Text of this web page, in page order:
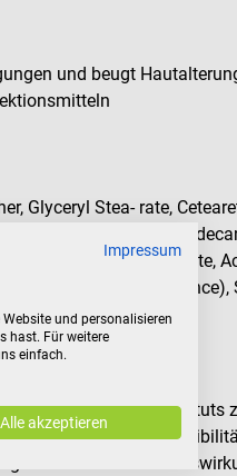
und beugt
Glyceryl Stea- rate,
Acetate,
Laurate, Cetyl Palmitate,
Diol, Parfum
des Robert Koch-Instituts
auf die
deren
Impressum
und personalisieren
hast. Für weitere
einfach.
Alle akzeptieren